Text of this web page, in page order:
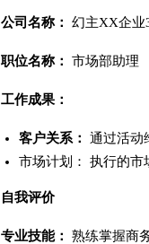
公司名称： 幻主XX企业
职位名称： 市场部助理
工作成果：
客户关系：
通过活动
市场计划： 执行的市
自我评价
专业技能： 熟练掌握商